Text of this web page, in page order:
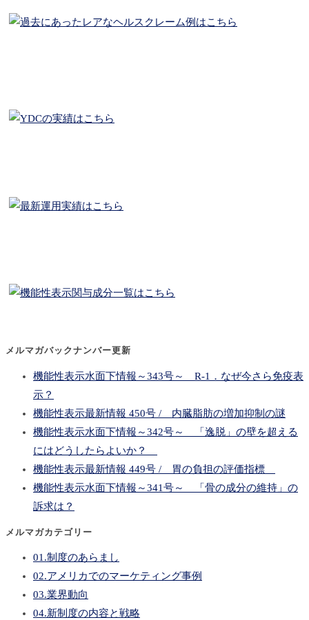
メルマガバックナンバー更新
機能性表示水面下情報～343号～ R-1．なぜ今さら免疫表
示？
機能性表示最新情報 450号 / 内臓脂肪の増加抑制の謎
機能性表示水面下情報～342号～ 「逸脱」の壁を超える
にはどうしたらよいか？
機能性表示最新情報 449号 / 胃の負担の評価指標
機能性表示水面下情報～341号～ 「骨の成分の維持」の
訴求は？
メルマガカテゴリー
01.制度のあらまし
02.アメリカでのマーケティング事例
03.業界動向
04.新制度の内容と戦略